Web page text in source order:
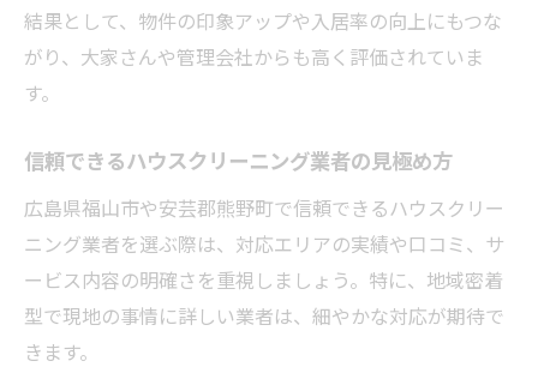
結果として、物件の印象アップや入居率の向上にもつな
がり、大家さんや管理会社からも高く評価されていま
す。
信頼できるハウスクリーニング業者の見極め方
広島県福山市や安芸郡熊野町で信頼できるハウスクリー
ニング業者を選ぶ際は、対応エリアの実績や口コミ、サ
ービス内容の明確さを重視しましょう。特に、地域密着
型で現地の事情に詳しい業者は、細やかな対応が期待で
きます。